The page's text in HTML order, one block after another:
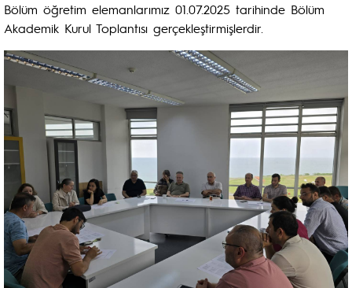
Bölüm öğretim elemanlarımız 01.07.2025 tarihinde Bölüm
Akademik Kurul Toplantısı gerçekleştirmişlerdir.